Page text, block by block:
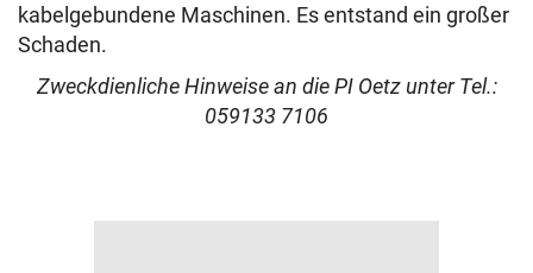
kabelgebundene Maschinen. Es entstand ein großer
Schaden.
Zweckdienliche Hinweise an die PI Oetz unter Tel.:
059133 7106